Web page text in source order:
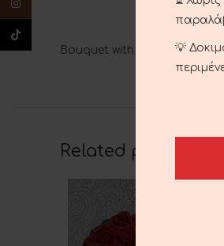
Bouquet with , lilium ,
Related products
💡